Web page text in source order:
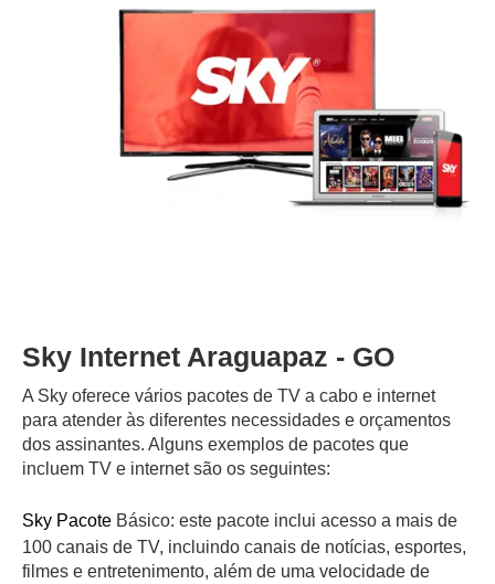
Sky Internet Araguapaz - GO
A Sky oferece vários pacotes de TV a cabo e internet
para atender às diferentes necessidades e orçamentos
dos assinantes. Alguns exemplos de pacotes que
incluem TV e internet são os seguintes:
Sky Pacote Básico: este pacote inclui acesso a mais de
100 canais de TV, incluindo canais de notícias, esportes,
filmes e entretenimento, além de uma velocidade de